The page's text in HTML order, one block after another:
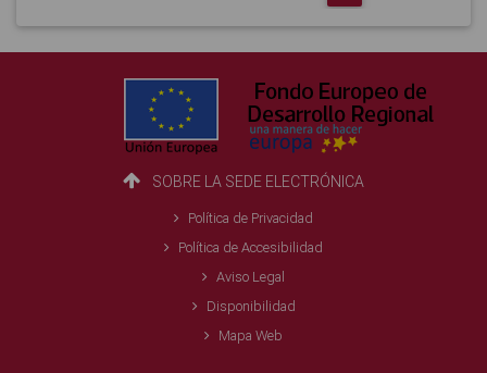
SOBRE LA SEDE ELECTRÓNICA
Política de Privacidad
Política de Accesibilidad
Aviso Legal
Disponibilidad
Mapa Web